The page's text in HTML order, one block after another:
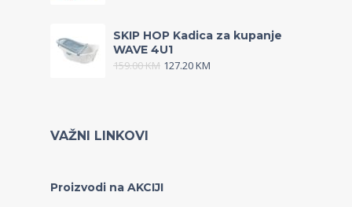
SKIP HOP Kadica za kupanje
WAVE 4U1
159.00KM 127.20KM
VAŽNI LINKOVI
Proizvodi na AKCIJI